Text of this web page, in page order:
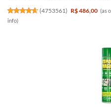
(4753561) R$ 486,00 (as
info)